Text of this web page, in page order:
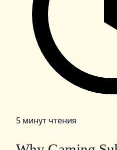
5 минут чтения